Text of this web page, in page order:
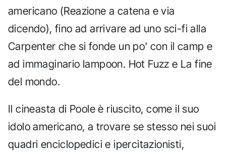
americano (Reazione a catena e via
dicendo), fino ad arrivare ad uno sci-fi alla
Carpenter che si fonde un po' con il camp e
ad immaginario lampoon. Hot Fuzz e La fine
del mondo.
Il cineasta di Poole è riuscito, come il suo
idolo americano, a trovare se stesso nei suoi
quadri enciclopedici e ipercitazionisti,